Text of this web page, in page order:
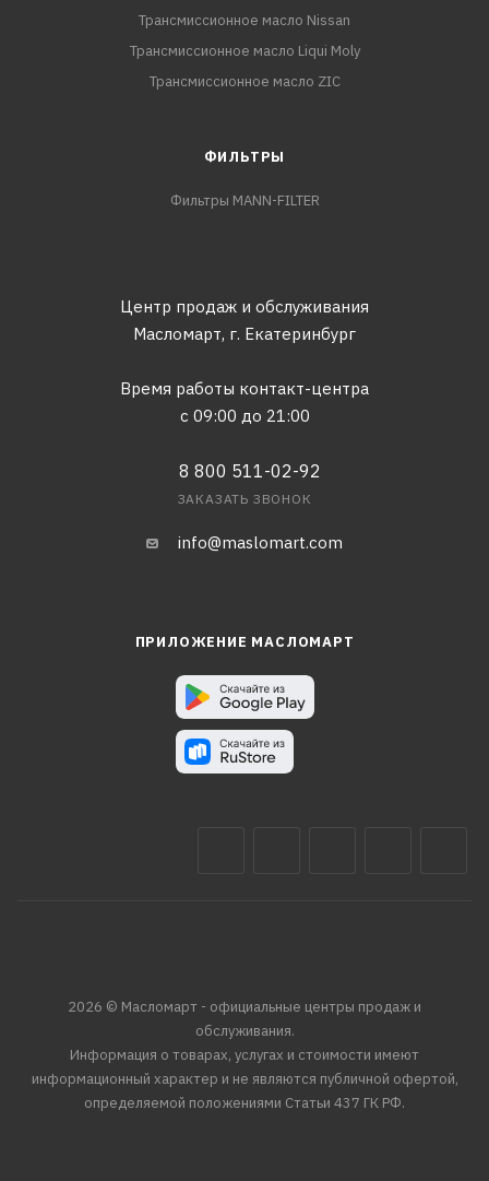
Трансмиссионное масло Nissan
Трансмиссионное масло Liqui Moly
Трансмиссионное масло ZIC
ФИЛЬТРЫ
Фильтры MANN-FILTER
Центр продаж и обслуживания
Масломарт, г. Екатеринбург
Время работы контакт-центра
с 09:00 до 21:00
8 800 511-02-92
ЗАКАЗАТЬ ЗВОНОК
info@maslomart.com
ПРИЛОЖЕНИЕ МАСЛОМАРТ
2026 © Масломарт - официальные центры продаж и
обслуживания.
Информация о товарах, услугах и стоимости имеют
информационный характер и не являются публичной офертой,
определяемой положениями Статьи 437 ГК РФ.